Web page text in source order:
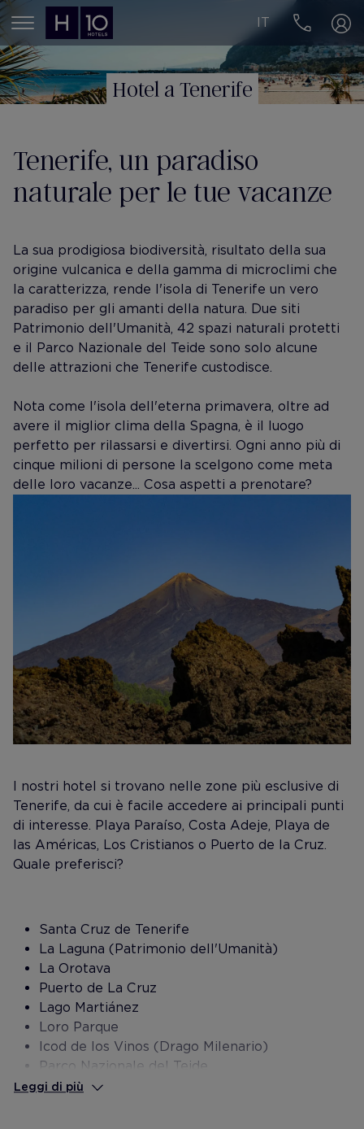
MENÚ
IT
Hotel a Tenerife
Tenerife, un paradiso
naturale per le tue vacanze
La sua prodigiosa biodiversità, risultato della sua
origine vulcanica e della gamma di microclimi che
la caratterizza, rende l'isola di Tenerife un vero
paradiso per gli amanti della natura. Due siti
Patrimonio dell'Umanità, 42 spazi naturali protetti
e il Parco Nazionale del Teide sono solo alcune
delle attrazioni che Tenerife custodisce.
Nota come l'isola dell'eterna primavera, oltre ad
avere il miglior clima della Spagna, è il luogo
perfetto per rilassarsi e divertirsi. Ogni anno più di
cinque milioni di persone la scelgono come meta
delle loro vacanze... Cosa aspetti a prenotare?
I nostri hotel si trovano nelle zone più esclusive di
Tenerife, da cui è facile accedere ai principali punti
di interesse. Playa Paraíso, Costa Adeje, Playa de
las Américas, Los Cristianos o Puerto de la Cruz.
Quale preferisci?
Santa Cruz de Tenerife
La Laguna (Patrimonio dell'Umanità)
La Orotava
Puerto de La Cruz
Lago Martiánez
Loro Parque
Icod de los Vinos (Drago Milenario)
Parco Nazionale del Teide
Scogliera dei Giganti
Leggi di più